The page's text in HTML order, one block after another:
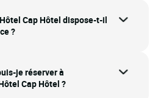
Cap Hôtel dispose-t-il
?
je réserver à
Cap Hôtel ?